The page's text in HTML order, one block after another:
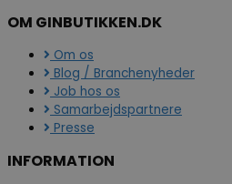
OM GINBUTIKKEN.DK
Om os
Blog / Branchenyheder
Job hos os
Samarbejdspartnere
Presse
INFORMATION